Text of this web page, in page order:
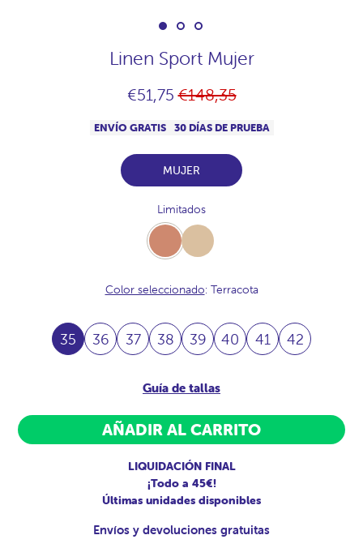
Linen Sport Mujer
€51,75Precio
habitual
€148,35
ENVÍO GRATIS 30 DÍAS DE PRUEBA
MUJER
Limitados
Terracota Beige
Color seleccionado: Terracota
35 36 37 38 39 40 41 42
Guía de tallas
AÑADIR AL CARRITO
LIQUIDACIÓN FINAL
¡Todo a 45€!
Últimas unidades disponibles
Envíos y devoluciones gratuitas